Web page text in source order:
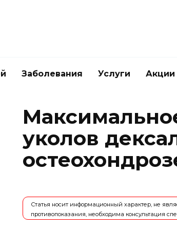
Заболевания Услуги Акции
уколов
Статья носит информационный характер, не
противопоказания, необходима консультация